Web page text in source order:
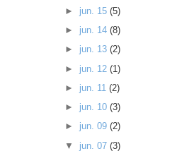
► jun. 15 (5)
► jun. 14 (8)
► jun. 13 (2)
► jun. 12 (1)
► jun. 11 (2)
► jun. 10 (3)
► jun. 09 (2)
▼ jun. 07 (3)